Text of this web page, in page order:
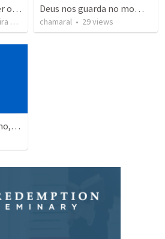
O que fazer para vencer o desânimo espiritual
Elyclayton Augusto Ferreira de Souza - OPBB • 154views
Deus nos guarda no momento da dificuldade
chamaral • 29views
Encontra o seu caminho, um passo de cada vez.